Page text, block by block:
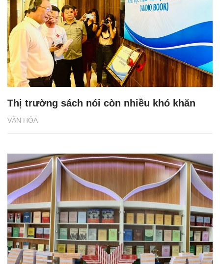
VĂN HÓA
Thị trường sách nói còn nhiều khó khăn